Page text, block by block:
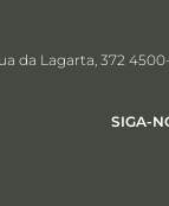
da Lagarta, 372
SIGA-